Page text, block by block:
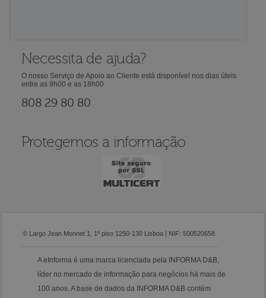
Necessita de ajuda?
O nosso Serviço de Apoio ao Cliente está disponível nos dias úteis
entre as 9h00 e as 18h00
808 29 80 80
Protegemos a informação
© Largo Jean Monnet 1, 1º piso 1250-130 Lisboa | NIF: 500520658
A eInforma é uma marca licenciada pela INFORMA D&B,
líder no mercado de informação para negócios há mais de
100 anos. A base de dados da INFORMA D&B contém